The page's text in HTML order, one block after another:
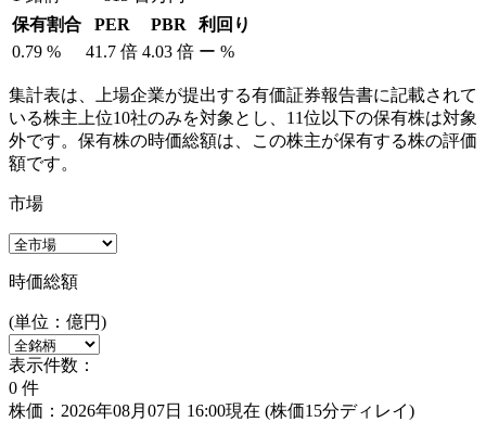
保有割合
PER PBR
利回り
0.79 % 41.7 倍 4.03 倍 ー %
集計表は、上場企業が提出する有価証券報告書に記載されて
いる株主上位10社のみを対象とし、11位以下の保有株は対象
外です。保有株の時価総額は、この株主が保有する株の評価
額です。
市場
時価総額
(単位：億円)
表示件数：
0 件
株価：2026年08月07日 16:00現在 (株価15分ディレイ)